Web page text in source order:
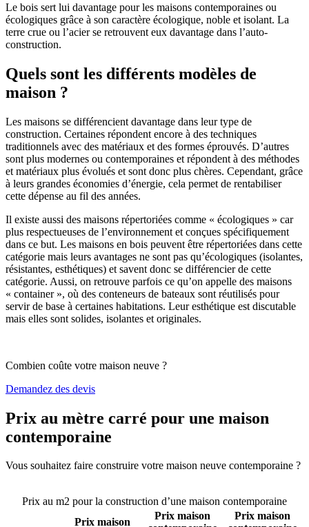
Le bois sert lui davantage pour les maisons contemporaines ou
écologiques grâce à son caractère écologique, noble et isolant. La
terre crue ou l’acier se retrouvent eux davantage dans l’auto-
construction.
Quels sont les différents modèles de
maison ?
Les maisons se différencient davantage dans leur type de
construction. Certaines répondent encore à des techniques
traditionnels avec des matériaux et des formes éprouvés. D’autres
sont plus modernes ou contemporaines et répondent à des méthodes
et matériaux plus évolués et sont donc plus chères. Cependant, grâce
à leurs grandes économies d’énergie, cela permet de rentabiliser
cette dépense au fil des années.
Il existe aussi des maisons répertoriées comme « écologiques » car
plus respectueuses de l’environnement et conçues spécifiquement
dans ce but. Les maisons en bois peuvent être répertoriées dans cette
catégorie mais leurs avantages ne sont pas qu’écologiques (isolantes,
résistantes, esthétiques) et savent donc se différencier de cette
catégorie. Aussi, on retrouve parfois ce qu’on appelle des maisons
« container », où des conteneurs de bateaux sont réutilisés pour
servir de base à certaines habitations. Leur esthétique est discutable
mais elles sont solides, isolantes et originales.
Combien coûte votre maison neuve ?
Demandez des devis
Prix au mètre carré pour une maison
contemporaine
Vous souhaitez faire construire votre maison neuve contemporaine ?
Prix au m2 pour la construction d’une maison contemporaine
Prix maison
Prix maison
Prix maison